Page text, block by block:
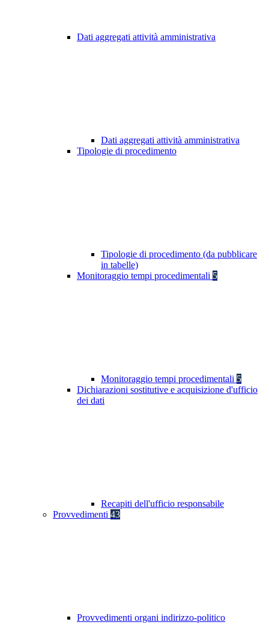
Dati aggregati attività amministrativa
Dati aggregati attività amministrativa
Tipologie di procedimento
Tipologie di procedimento (da pubblicare
in tabelle)
Monitoraggio tempi procedimentali 5
Monitoraggio tempi procedimentali 5
Dichiarazioni sostitutive e acquisizione d'ufficio
dei dati
Recapiti dell'ufficio responsabile
Provvedimenti 43
Provvedimenti organi indirizzo-politico